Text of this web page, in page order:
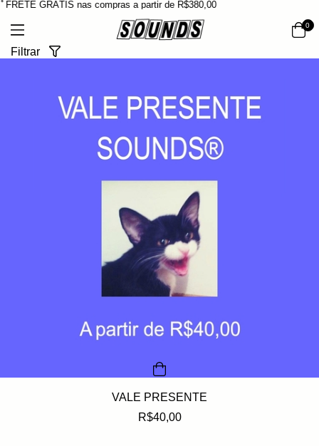
GRÁTIS nas compras a partir de R$380,00
0
Filtrar
VALE PRESENTE
R$40,00